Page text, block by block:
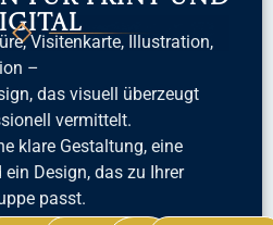
Visitenkarte, Illustration,
–
das visuell überzeugt
vermittelt.
klare Gestaltung, eine
Design, das zu Ihrer
passt.